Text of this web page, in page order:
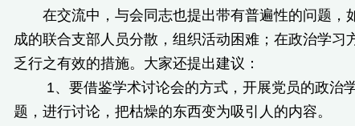
在交流中，与会同志也提出带有普遍性的问题，
成的联合支部人员分散，组织活动困难；在政治学
乏行之有效的措施。大家还提出建议：
1、要借鉴学术讨论会的方式，开展党员的政治学
题，进行讨论，把枯燥的东西变为吸引人的内容。